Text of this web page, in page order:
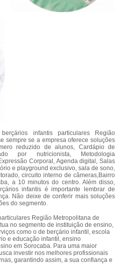
infantis particulares Região
sempre se a empresa oferece soluções
reduzido de alunos, Cardápio de
por nutricionista, Metodologia
Corporal, Agenda digital, Salas
e playground exclusivo, sala de sono,
circuito interno de câmeras,Bairro
a 10 minutos do centro. Além disso,
infantis é importante lembrar de
Não deixe de conferir mais soluções
do segmento.
Região Metropolitana de
no segmento de instituição de ensino,
como o de berçário infantil, escola
e educação infantil, ensino
em Sorocaba. Para uma maior
investir nos melhores profissionais
garantindo assim, a sua confiança e